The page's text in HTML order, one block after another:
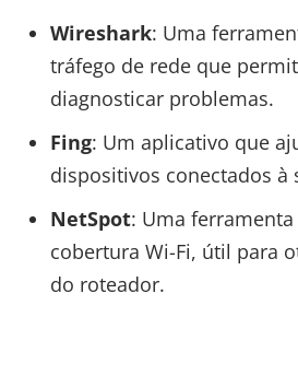
Wireshark: Uma
tráfego de rede que
diagnosticar problemas.
Fing: Um aplicativo que
dispositivos conectados à
NetSpot: Uma
cobertura Wi-Fi, útil para
do roteador.